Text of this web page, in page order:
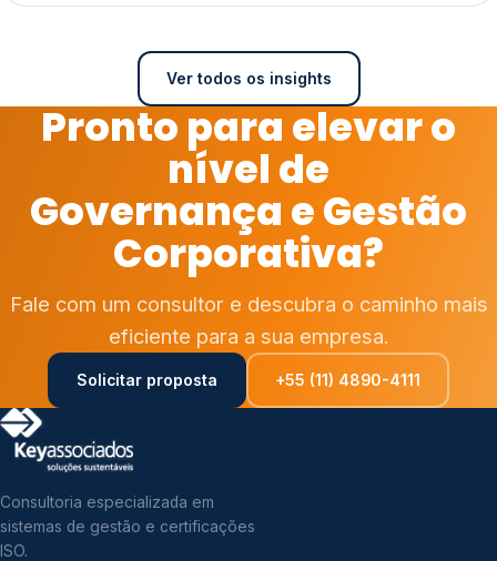
Ver todos os insights
Pronto para elevar o
nível de
Governança e Gestão
Corporativa?
Fale com um consultor e descubra o caminho mais
eficiente para a sua empresa.
Solicitar proposta +55 (11) 4890-4111
Consultoria especializada em
sistemas de gestão e certificações
ISO.